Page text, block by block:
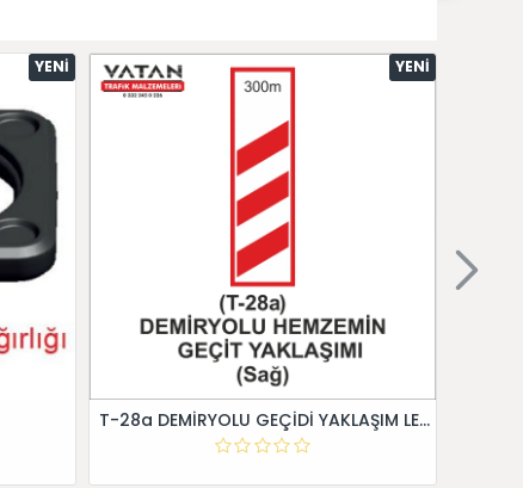
YENI YENI
T-28a DEMİRYOLU GEÇİDİ YAKLAŞIM LEVHALARI (Sağ)